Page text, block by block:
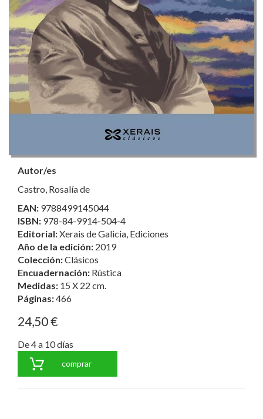
Autor/es
Castro, Rosalía de
EAN: 9788499145044
ISBN: 978-84-9914-504-4
Editorial:Xerais de Galicia, Ediciones
Año de la edición: 2019
Colección:Clásicos
Encuadernación: Rústica
Medidas: 15 X 22 cm.
Páginas:466
24,50 €
De 4 a 10 días
comprar